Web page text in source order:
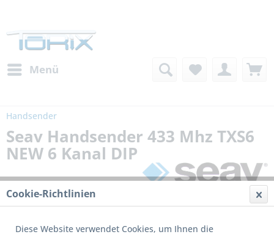
Menü
Handsender
Seav Handsender 433 Mhz TXS6
NEW 6 Kanal DIP
Cookie-Richtlinien
Diese Website verwendet Cookies, um Ihnen die